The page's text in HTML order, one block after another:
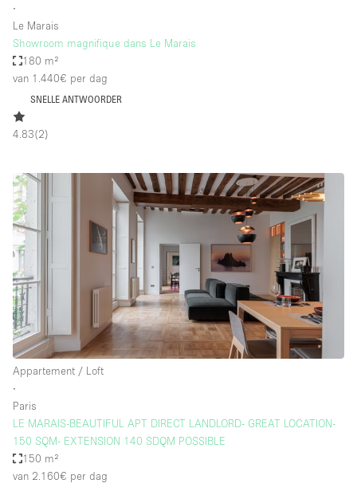
∙
Le Marais
Showroom magnifique dans Le Marais
180 m²
van 1.440€ per dag
SNELLE ANTWOORDER
4.83(2)
Appartement / Loft
∙
Paris
LE MARAIS-BEAUTIFUL APT DIRECT LANDLORD- GREAT LOCATION-
150 SQM- EXTENSION 140 SDQM POSSIBLE
150 m²
van 2.160€ per dag